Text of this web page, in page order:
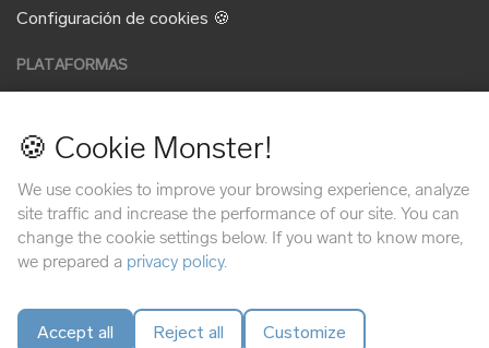
🍪 Cookie Monster!
We use cookies to improve your browsing experience, analyze
site traffic and increase the performance of our site. You can
change the cookie settings below. If you want to know more,
we prepared a privacy policy.
Accept all Reject all Customize
Configuración de cookies 🍪
PLATAFORMAS